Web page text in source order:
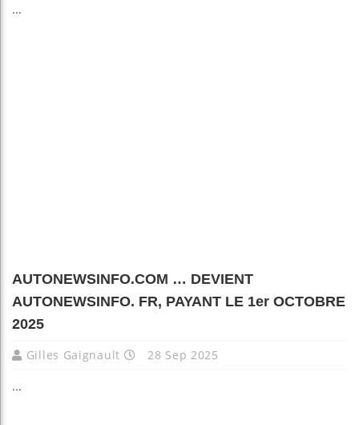
...
AUTONEWSINFO.COM … DEVIENT
AUTONEWSINFO. FR, PAYANT LE 1er OCTOBRE
2025
Gilles Gaignault 28 Sep 2025
...